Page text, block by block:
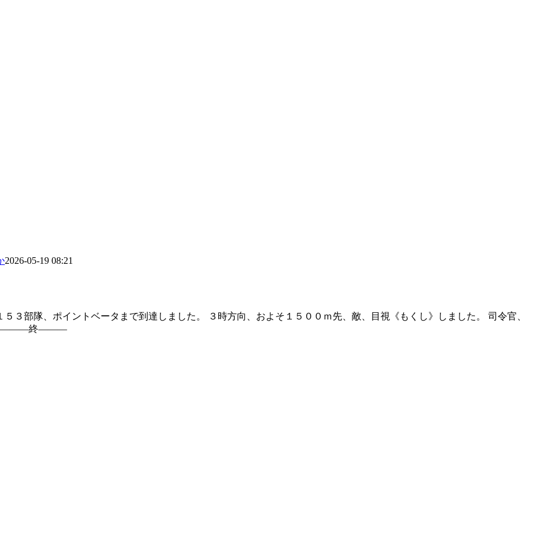
2026-05-19 08:21
隊、ポイントベータまで到達しました。 ３時方向、およそ１５００ｍ先、敵、目視《もくし》しました。 司令官、
。 ―――終―――